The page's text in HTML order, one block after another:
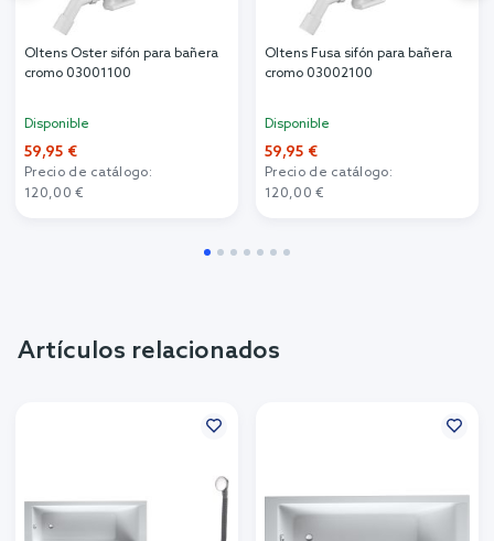
Oltens Oster sifón para bañera
cromo 03001100
Disponible
59,95 €
Precio de catálogo:
120,00 €
Oltens Fusa sifón para bañera
cromo 03002100
Disponible
59,95 €
Precio de catálogo:
120,00 €
Artículos relacionados